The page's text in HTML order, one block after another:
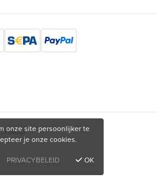
onze site persoonlijker te
je onze cookies.
PRIVACYBELEID
OK